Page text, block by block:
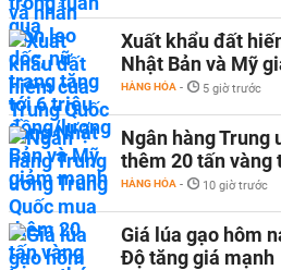
Xuất khẩu đất
Nhật Bản và Mỹ
HÀNG HÓA - 5 giờ trước
Ngân hàng Trung
thêm 20 tấn vàng
HÀNG HÓA - 10 giờ trước
Giá lúa gạo hôm
Độ tăng giá mạnh